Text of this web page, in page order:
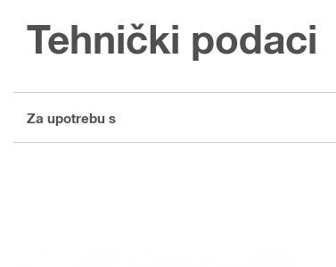
Tehnički podaci
Za upotrebu s